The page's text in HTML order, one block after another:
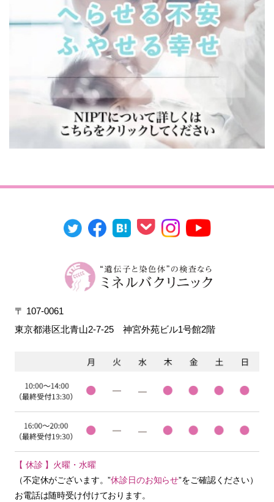
〒 107-0061
東京都港区北青山2-7-25 神宮外苑ビル1号館2階
【 休診 】火曜・水曜
（不定休がございます。”休診日のお知らせ”をご確認ください）
お電話は随時受け付けております。